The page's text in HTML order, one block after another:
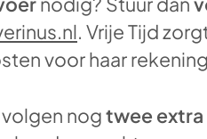
. Vrije Tijd
voor haar
nogtwee